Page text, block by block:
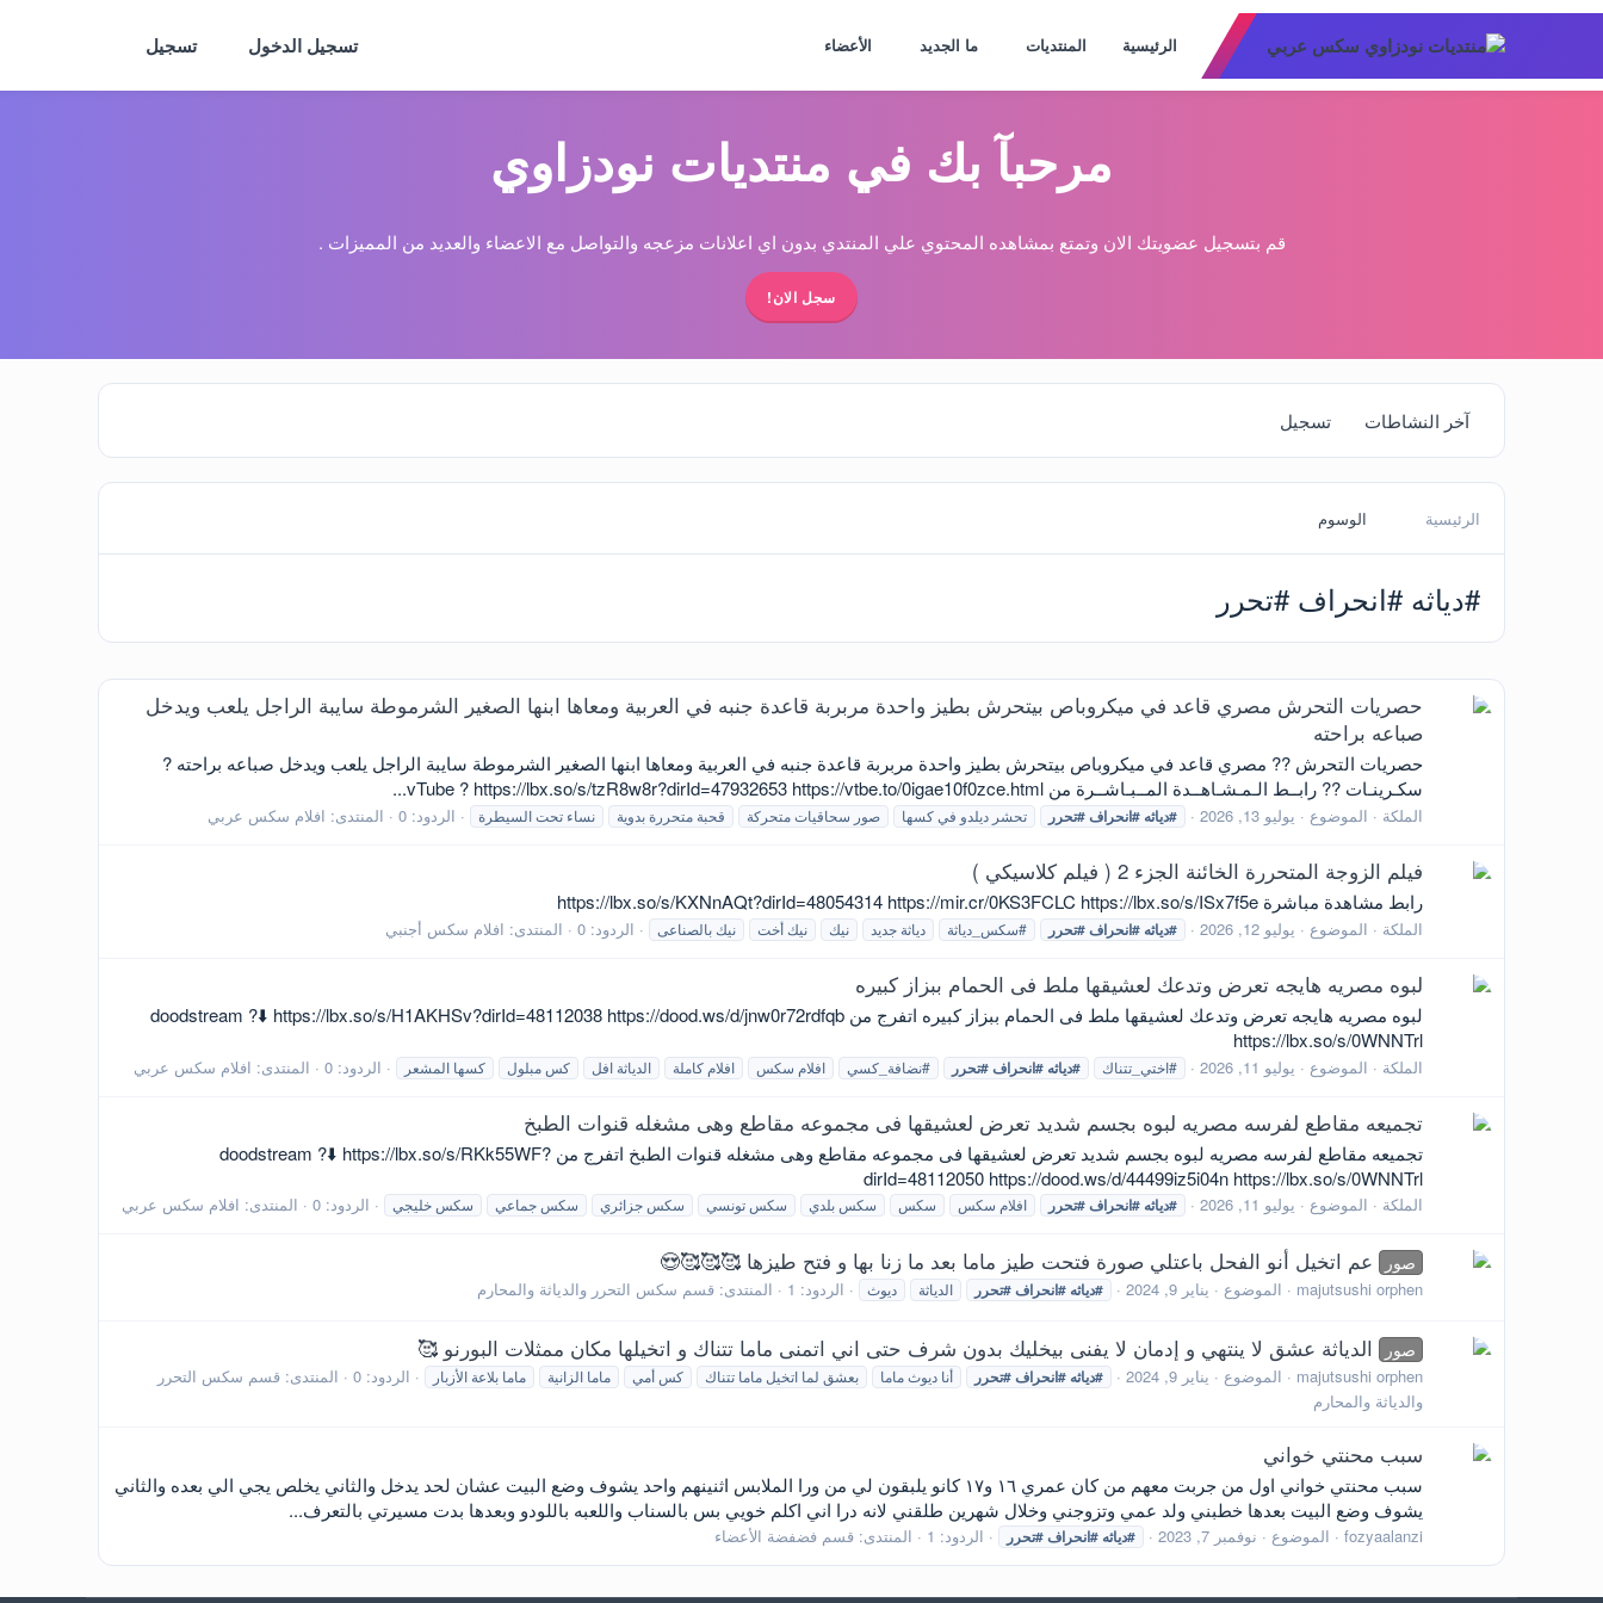
الرئيسية المنتديات ما الجديد الأعضاء تسجيل الدخول تسجيل
مرحبآ بك في منتديات نودزاوي
قم بتسجيل عضويتك الان وتمتع بمشاهده المحتوي علي المنتدي بدون اي اعلانات مزعجه والتواصل مع الاعضاء والعديد من المميزات .
سجل الان!
آخر النشاطات تسجيل
الرئيسية الوسوم
#دياثه #انحراف #تحرر
حصريات التحرش مصري قاعد في ميكروباص بيتحرش بطيز واحدة مربربة قاعدة جنبه في العربية ومعاها ابنها الصغير الشرموطة سايبة الراجل يلعب ويدخل
صباعه براحته
حصريات التحرش ?? مصري قاعد في ميكروباص بيتحرش بطيز واحدة مربربة قاعدة جنبه في العربية ومعاها ابنها الصغير الشرموطة سايبة الراجل يلعب ويدخل صباعه براحته ?
سكـرينـات ?? رابــط الـمـشـاهــدة المــبـاشــرة من vTube ? https://lbx.so/s/tzR8w8r?dirId=47932653 https://vtbe.to/0igae10f0zce.html...
الملكة الموضوع يوليو 13, 2026 #دياثه #انحراف#تحرر تحشر ديلدو في كسها صور سحاقيات متحركة قحبة متحررة بدوية نساء تحت السيطرة الردود: 0 المنتدى: افلام سكس عربي
فيلم الزوجة المتحررة الخائنة الجزء 2 ( فيلم كلاسيكي )
رابط مشاهدة مباشرة https://lbx.so/s/KXNnAQt?dirId=48054314 https://mir.cr/0KS3FCLC https://lbx.so/s/ISx7f5e
الملكة الموضوع يوليو 12, 2026 #دياثه #انحراف#تحرر #سكس_دياثة دياثة جديد نيك نيك أخت نيك بالصناعى الردود: 0 المنتدى: افلام سكس أجنبي
لبوه مصريه هايجه تعرض وتدعك لعشيقها ملط فى الحمام ببزاز كبيره
لبوه مصريه هايجه تعرض وتدعك لعشيقها ملط فى الحمام ببزاز كبيره اتفرج من doodstream ?⬇️ https://lbx.so/s/H1AKHSv?dirId=48112038 https://dood.ws/d/jnw0r72rdfqb
https://lbx.so/s/0WNNTrl
الملكة الموضوع يوليو 11, 2026 #اختي_تتناك #دياثه #انحراف#تحرر #نضافة_كسي افلام سكس افلام كاملة الدياثة افل كس مبلول كسها المشعر الردود: 0 المنتدى: افلام سكس عربي
تجميعه مقاطع لفرسه مصريه لبوه بجسم شديد تعرض لعشيقها فى مجموعه مقاطع وهى مشغله قنوات الطبخ
تجميعه مقاطع لفرسه مصريه لبوه بجسم شديد تعرض لعشيقها فى مجموعه مقاطع وهى مشغله قنوات الطبخ اتفرج من doodstream ?⬇️ https://lbx.so/s/RKk55WF?
dirId=48112050 https://dood.ws/d/44499iz5i04n https://lbx.so/s/0WNNTrl
الملكة الموضوع يوليو 11, 2026 #دياثه #انحراف#تحرر افلام سكس سكس سكس بلدي سكس تونسي سكس جزائري سكس جماعي سكس خليجي الردود: 0 المنتدى: افلام سكس عربي
صور عم اتخيل أنو الفحل باعتلي صورة فتحت طيز ماما بعد ما زنا بها و فتح طيزها 🥰🥰🥰😍
majutsushi orphen الموضوع يناير 9, 2024 #دياثه #انحراف#تحرر الدياثة ديوث الردود: 1 المنتدى: قسم سكس التحرر والدياثة والمحارم
صور الدياثة عشق لا ينتهي و إدمان لا يفنى بيخليك بدون شرف حتى اني اتمنى ماما تتناك و اتخيلها مكان ممثلات البورنو 🥰
majutsushi orphen الموضوع يناير 9, 2024 #دياثه #انحراف#تحرر أنا ديوث ماما بعشق لما اتخيل ماما تتناك كس أمي ماما الزانية ماما بلاعة الأزبار الردود: 0 المنتدى: قسم سكس التحرر
والدياثة والمحارم
سبب محنتي خواني
سبب محنتي خواني اول من جربت معهم من كان عمري ١٦ و١٧ كانو يلبقون لي من ورا الملابس اثنينهم واحد يشوف وضع البيت عشان لحد يدخل والثاني يخلص يجي الي بعده والثاني
يشوف وضع البيت بعدها خطبني ولد عمي وتزوجني وخلال شهرين طلقني لانه درا اني اكلم خويي بس بالسناب واللعبه باللودو وبعدها بدت مسيرتي بالتعرف...
fozyaalanzi الموضوع نوفمبر 7, 2023 #دياثه #انحراف#تحرر الردود: 1 المنتدى: قسم فضفضة الأعضاء